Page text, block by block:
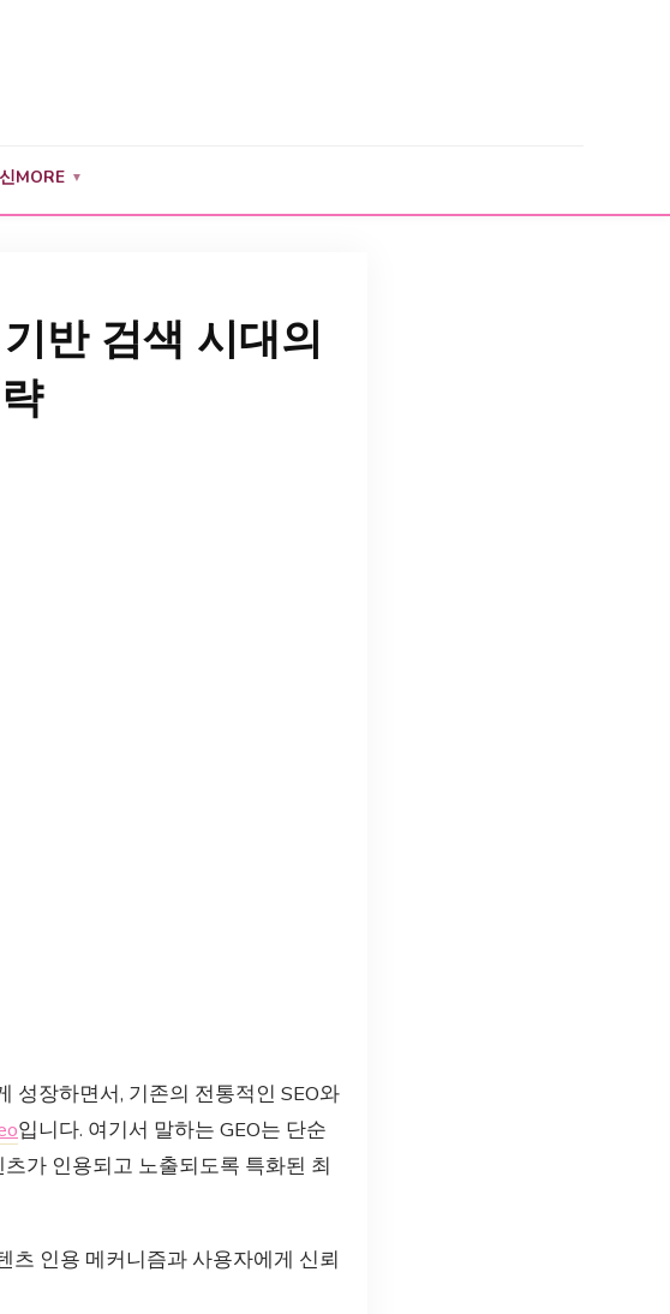
MORE ▼
반 검색 시대의
성장하면서, 기존의 전통적인 SEO와
입니다. 여기서 말하는 GEO는 단순
가 인용되고 노출되도록 특화된 최
츠 인용 메커니즘과 사용자에게 신뢰